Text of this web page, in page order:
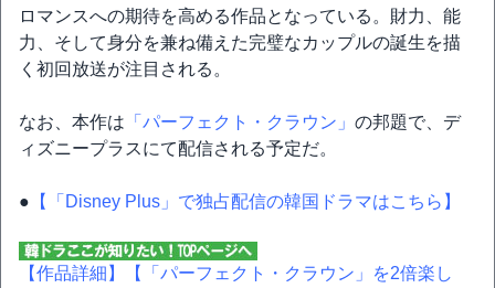
ロマンスへの期待を高める作品となっている。財力、能
力、そして身分を兼ね備えた完璧なカップルの誕生を描
く初回放送が注目される。
なお、本作は 「パーフェクト・クラウン」 の邦題で、デ
ィズニープラスにて配信される予定だ。
● 【「Disney Plus」で独占配信の韓国ドラマはこちら】
【作品詳細】
【「パーフェクト・クラウン」を2倍楽し